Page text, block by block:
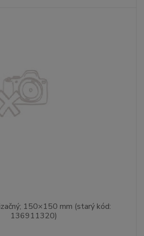
150×150 mm (starý kód:
136911320)